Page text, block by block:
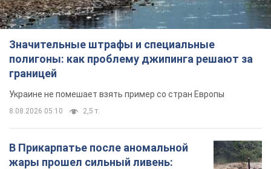
Значительные штрафы и специальные
полигоны: как проблему джипинга решают за
границей
Украине не помешает взять пример со стран Европы
8.08.2026 05:10 2,5 т.
В Прикарпатье после аномальной
жары прошел сильный ливень: